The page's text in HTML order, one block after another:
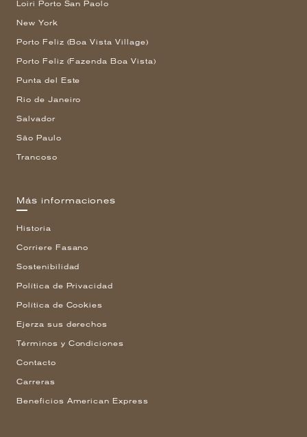
Loiri Porto San Paolo
New York
Porto Feliz (Boa Vista Village)
Porto Feliz (Fazenda Boa Vista)
Punta del Este
Rio de Janeiro
Salvador
São Paulo
Trancoso
Más informaciones
Historia
Corriere Fasano
Sostenibilidad
Política de Privacidad
Política de Cookies
Ejerza sus derechos
Términos y Condiciones
Contacto
Carreras
Beneficios American Express